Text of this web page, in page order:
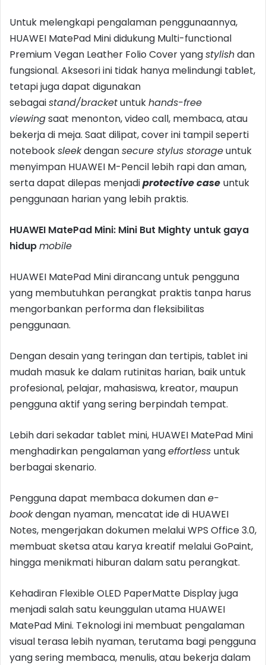
Untuk melengkapi pengalaman penggunaannya,
HUAWEI MatePad Mini didukung Multi-functional
Premium Vegan Leather Folio Cover yangstylishdan
fungsional. Aksesori ini tidak hanya melindungi tablet,
tetapi juga dapat digunakan
sebagaistand/bracketuntukhands-free
viewingsaat menonton, video call, membaca, atau
bekerja di meja. Saat dilipat, cover ini tampil seperti
notebooksleekdengansecure stylus storageuntuk
menyimpan HUAWEI M-Pencil lebih rapi dan aman,
serta dapat dilepas menjadiprotective case untuk
penggunaan harian yang lebih praktis.
HUAWEI MatePad Mini: Mini But Mighty untuk gaya
hidupmobile
HUAWEI MatePad Mini dirancang untuk pengguna
yang membutuhkan perangkat praktis tanpa harus
mengorbankan performa dan fleksibilitas
penggunaan.
Dengan desain yang teringan dan tertipis, tablet ini
mudah masuk ke dalam rutinitas harian, baik untuk
profesional, pelajar, mahasiswa, kreator, maupun
pengguna aktif yang sering berpindah tempat.
Lebih dari sekadar tablet mini, HUAWEI MatePad Mini
menghadirkan pengalaman yangeffortless untuk
berbagai skenario.
Pengguna dapat membaca dokumen dane-
bookdengan nyaman, mencatat ide di HUAWEI
Notes, mengerjakan dokumen melalui WPS Office 3.0,
membuat sketsa atau karya kreatif melalui GoPaint,
hingga menikmati hiburan dalam satu perangkat.
Kehadiran Flexible OLED PaperMatte Display juga
menjadi salah satu keunggulan utama HUAWEI
MatePad Mini. Teknologi ini membuat pengalaman
visual terasa lebih nyaman, terutama bagi pengguna
yang sering membaca, menulis, atau bekerja dalam